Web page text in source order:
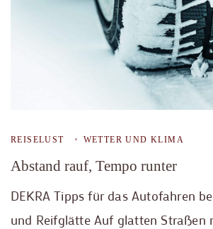
REISELUST WETTER UND KLIMA
Abstand rauf, Tempo runter
DEKRA Tipps für das Autofahren
und Reifglätte Auf glatten Straßen